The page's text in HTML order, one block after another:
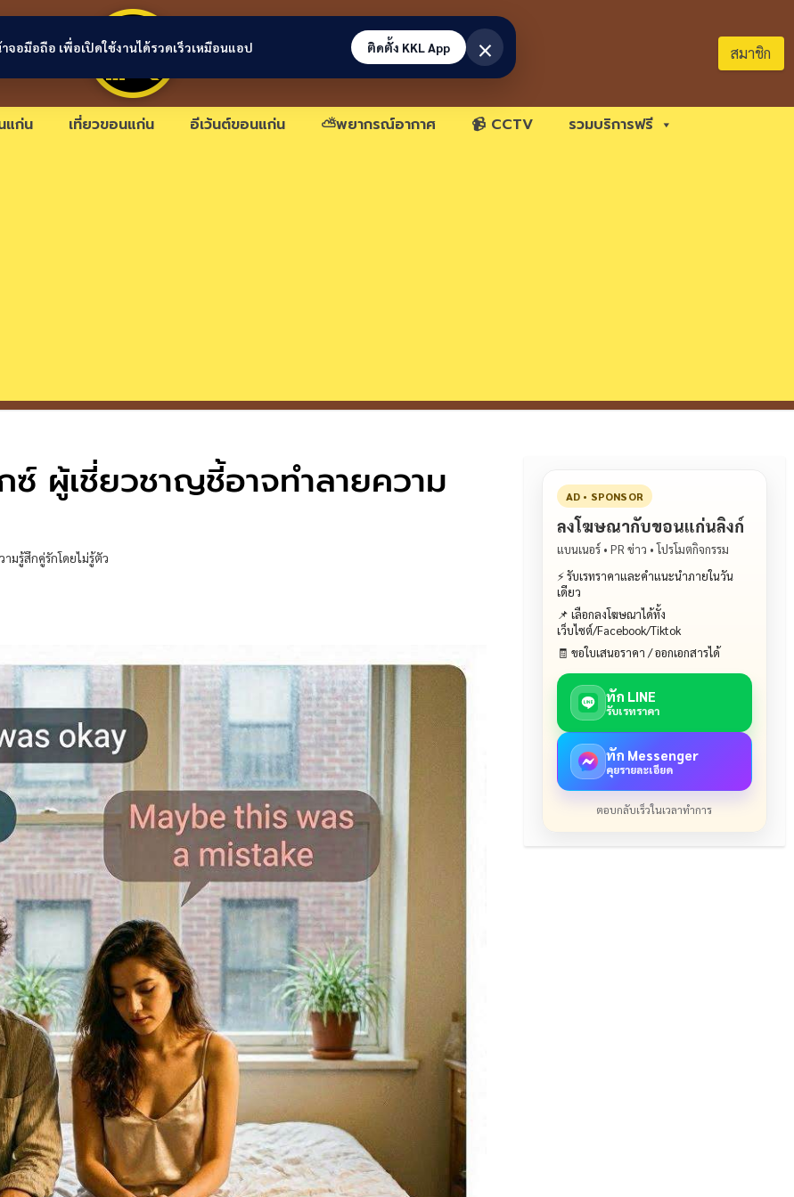
ขอนแก่นลิงก์ สมาชิก
แก่น เที่ยวขอนแก่น อีเว้นต์ขอนแก่น ⛅พยากรณ์อากาศ 📹 CCTV รวมบริการฟรี
ผู้เชี่ยวชาญชี้อาจทำลายความ
มรู้สึกคู่รักโดยไม่รู้ตัว
AD • SPONSOR
ลงโฆษณากับขอนแก่นลิงก์
แบนเนอร์ • PR ข่าว • โปรโมตกิจกรรม
⚡ รับเรทราคาและคำแนะนำภายในวัน
เดียว
📌 เลือกลงโฆษณาได้ทั้ง
เว็บไซต์/Facebook/Tiktok
🧾 ขอใบเสนอราคา / ออกเอกสารได้
ทัก LINE
รับเรทราคา
ทัก Messenger
คุยรายละเอียด
ตอบกลับเร็วในเวลาทำการ
จอมือถือ เพื่อเปิดใช้งานได้รวดเร็วเหมือนแอป ติดตั้ง KKL App ×